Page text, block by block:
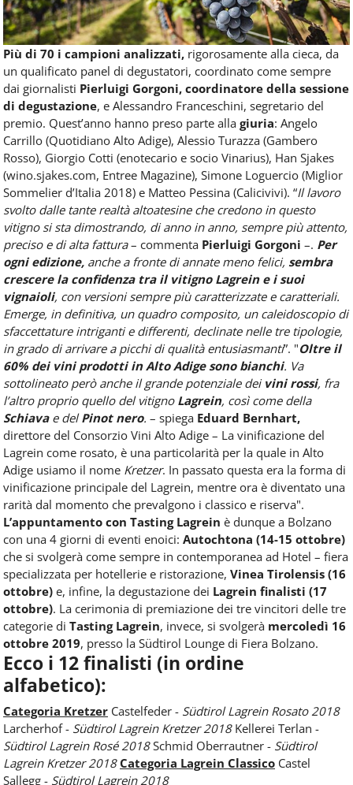
Più di 70 i campioni analizzati, rigorosamente alla cieca, da
un qualificato panel di degustatori, coordinato come sempre
dai giornalisti Pierluigi Gorgoni, coordinatore della sessione
di degustazione, e Alessandro Franceschini, segretario del
premio. Quest’anno hanno preso parte alla giuria: Angelo
Carrillo (Quotidiano Alto Adige), Alessio Turazza (Gambero
Rosso), Giorgio Cotti (enotecario e socio Vinarius), Han Sjakes
(wino.sjakes.com, Entree Magazine), Simone Loguercio (Miglior
Sommelier d’Italia 2018) e Matteo Pessina (Calicivivi). “Il lavoro
svolto dalle tante realtà altoatesine che credono in questo
vitigno si sta dimostrando, di anno in anno, sempre più attento,
preciso e di alta fattura– commenta Pierluigi Gorgoni –. Per
ogni edizione, anche a fronte di annate meno felici, sembra
crescere la confidenza tra il vitigno Lagrein e i suoi
vignaioli, con versioni sempre più caratterizzate e caratteriali.
Emerge, in definitiva, un quadro composito, un caleidoscopio di
sfaccettature intriganti e differenti, declinate nelle tre tipologie,
in grado di arrivare a picchi di qualità entusiasmanti”. "Oltre il
60% dei vini prodotti in Alto Adige sono bianchi. Va
sottolineato però anche il grande potenziale dei vini rossi, fra
l’altro proprio quello del vitigno Lagrein, così come della
Schiavae delPinot nero. – spiega Eduard Bernhart,
direttore del Consorzio Vini Alto Adige – La vinificazione del
Lagrein come rosato, è una particolarità per la quale in Alto
Adige usiamo il nome Kretzer. In passato questa era la forma di
vinificazione principale del Lagrein, mentre ora è diventato una
rarità dal momento che prevalgono i classico e riserva".
L’appuntamento con Tasting Lagrein è dunque a Bolzano
con una 4 giorni di eventi enoici: Autochtona (14-15 ottobre)
che si svolgerà come sempre in contemporanea ad Hotel – fiera
specializzata per hotellerie e ristorazione, Vinea Tirolensis (16
ottobre) e, infine, la degustazione dei Lagrein finalisti (17
ottobre). La cerimonia di premiazione dei tre vincitori delle tre
categorie di Tasting Lagrein, invece, si svolgerà mercoledì 16
ottobre 2019, presso la Südtirol Lounge di Fiera Bolzano.
Ecco i 12 finalisti (in ordine
alfabetico):
Categoria Kretzer Castelfeder - Südtirol Lagrein Rosato 2018
Larcherhof - Südtirol Lagrein Kretzer 2018Kellerei Terlan -
Südtirol Lagrein Rosé 2018Schmid Oberrautner - Südtirol
Lagrein Kretzer 2018 Categoria Lagrein Classico Castel
Sallegg - Südtirol Lagrein 2018